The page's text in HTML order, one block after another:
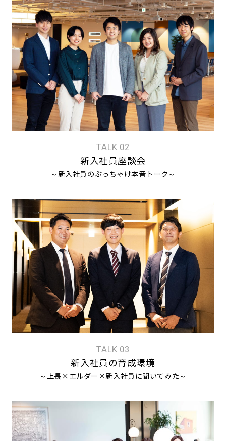
TALK 02
新入社員座談会
～新入社員のぶっちゃけ本音トーク～
TALK 03
新入社員の育成環境
～上長×エルダー×新入社員に聞いてみた～